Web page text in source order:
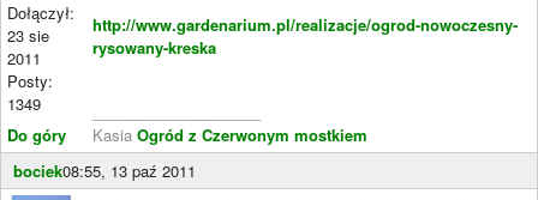
Dołączył:
23 sie
2011
Posty:
1349
Do góry
http://www.gardenarium.pl/realizacje/ogrod-nowoczesny-
rysowany-kreska
Kasia Ogród z Czerwonym mostkiem
bociek08:55, 13 paź 2011